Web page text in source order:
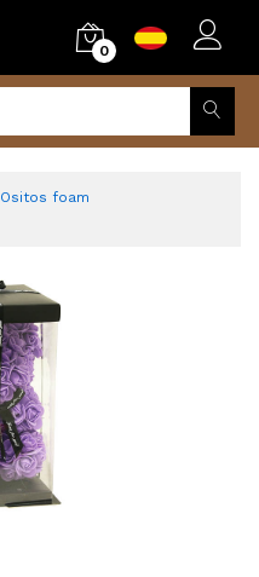
0
Ositos foam